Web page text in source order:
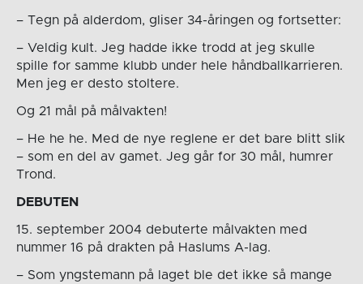
– Tegn på alderdom, gliser 34-åringen og fortsetter:
– Veldig kult. Jeg hadde ikke trodd at jeg skulle
spille for samme klubb under hele håndballkarrieren.
Men jeg er desto stoltere.
Og 21 mål på målvakten!
– He he he. Med de nye reglene er det bare blitt slik
– som en del av gamet. Jeg går for 30 mål, humrer
Trond.
DEBUTEN
15. september 2004 debuterte målvakten med
nummer 16 på drakten på Haslums A-lag.
– Som yngstemann på laget ble det ikke så mange